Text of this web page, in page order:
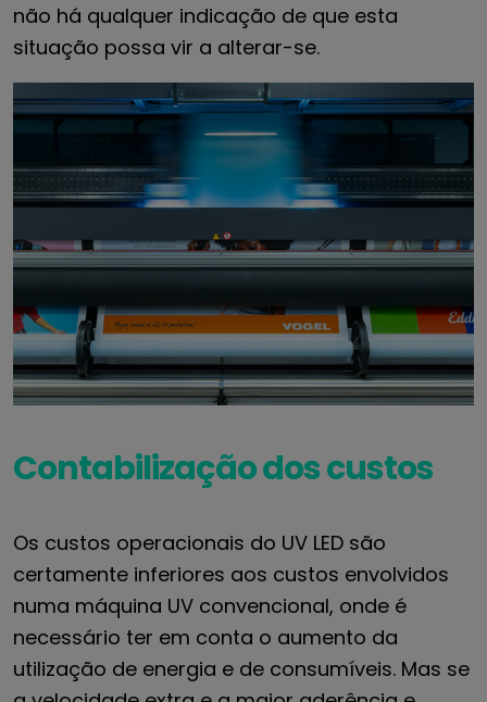
não há qualquer indicação de que esta
situação possa vir a alterar-se.
Contabilização dos custos
Os custos operacionais do UV LED são
certamente inferiores aos custos envolvidos
numa máquina UV convencional, onde é
necessário ter em conta o aumento da
utilização de energia e de consumíveis. Mas se